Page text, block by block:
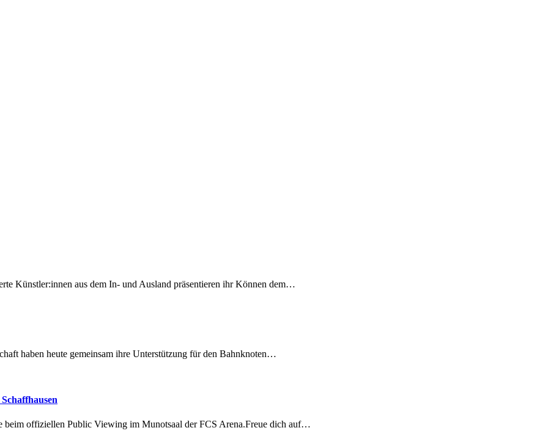
Künstler:innen aus dem In- und Ausland präsentieren ihr Können dem…
haben heute gemeinsam ihre Unterstützung für den Bahnknoten…
beim offiziellen Public Viewing im Munotsaal der FCS Arena.Freue dich auf…